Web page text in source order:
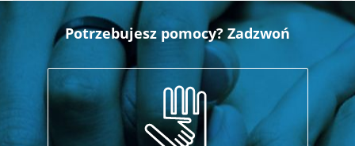
Potrzebujesz pomocy? Zadzwoń